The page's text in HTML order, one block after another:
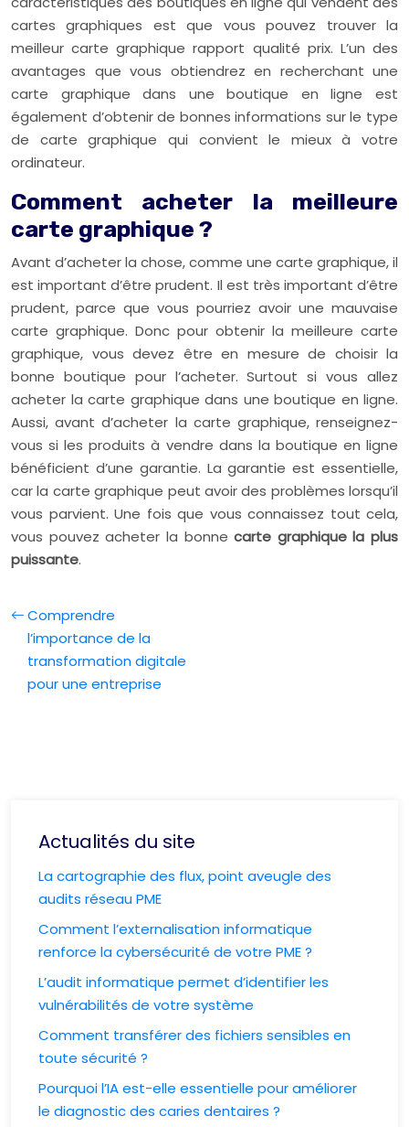
cartes graphiques est que vous pouvez trouver la
meilleur carte graphique rapport qualité prix. L’un des
avantages que vous obtiendrez en recherchant une
carte graphique dans une boutique en ligne est
également d’obtenir de bonnes informations sur le type
de carte graphique qui convient le mieux à votre
ordinateur.
Comment acheter la meilleure
carte graphique ?
Avant d’acheter la chose, comme une carte graphique, il
est important d’être prudent. Il est très important d’être
prudent, parce que vous pourriez avoir une mauvaise
carte graphique. Donc pour obtenir la meilleure carte
graphique, vous devez être en mesure de choisir la
bonne boutique pour l’acheter. Surtout si vous allez
acheter la carte graphique dans une boutique en ligne.
Aussi, avant d’acheter la carte graphique, renseignez-
vous si les produits à vendre dans la boutique en ligne
bénéficient d’une garantie. La garantie est essentielle,
car la carte graphique peut avoir des problèmes lorsqu’il
vous parvient. Une fois que vous connaissez tout cela,
vous pouvez acheter la bonnecarte graphique la plus
puissante.
Comprendre
l’importance de la
transformation digitale
pour une entreprise
Actualités du site
La cartographie des flux, point aveugle des
audits réseau PME
Comment l’externalisation informatique
renforce la cybersécurité de votre PME ?
L’audit informatique permet d’identifier les
vulnérabilités de votre système
Comment transférer des fichiers sensibles en
toute sécurité ?
Pourquoi l’IA est-elle essentielle pour améliorer
le diagnostic des caries dentaires ?